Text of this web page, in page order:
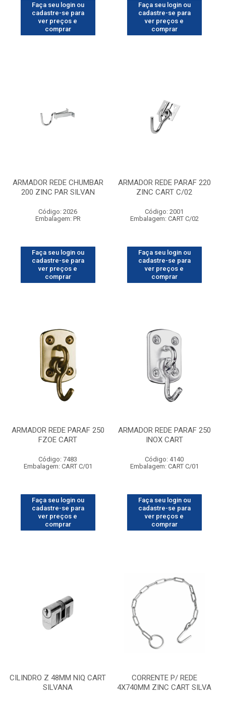
Faça seu login ou
cadastre-se para
ver preços e
comprar
Faça seu login ou
cadastre-se para
ver preços e
comprar
ARMADOR REDE CHUMBAR
200 ZINC PAR SILVAN
Código: 2026
Embalagem: PR
Faça seu login ou
cadastre-se para
ver preços e
comprar
ARMADOR REDE PARAF 220
ZINC CART C/02
Código: 2001
Embalagem: CART C/02
Faça seu login ou
cadastre-se para
ver preços e
comprar
ARMADOR REDE PARAF 250
FZOE CART
Código: 7483
Embalagem: CART C/01
Faça seu login ou
cadastre-se para
ver preços e
comprar
ARMADOR REDE PARAF 250
INOX CART
Código: 4140
Embalagem: CART C/01
Faça seu login ou
cadastre-se para
ver preços e
comprar
CILINDRO Z 48MM NIQ CART
SILVANA
CORRENTE P/ REDE
4X740MM ZINC CART SILVA